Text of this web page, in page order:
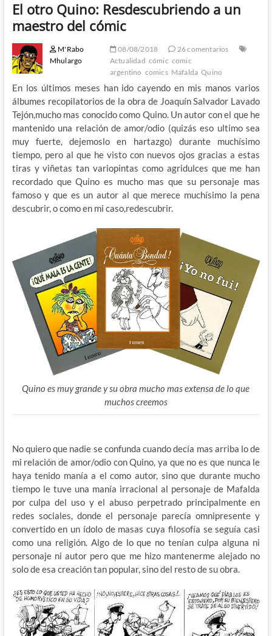
El otro Quino: Resdescubriendo a un
maestro del cómic
M'Rabo
Mhulargo
08/08/2018
26 comentarios
Actualidad cómic comic
argentino comics Mafalda Quino
En los últimos meses han ido cayendo en mis manos varios
álbumes recopilatorios de la obra de Joaquín Salvador Lavado
Tejón,mucho mas conocido como Quino. Un autor con el que he
mantenido una relación de amor/odio (quizás eso ultimo sea
muy fuerte, dejemoslo en hartazgo) durante muchísimo
tiempo, pero al que he visto con nuevos ojos gracias a estas
tiras y viñetas tan variopintas como agridulces que me han
recordado que Quino es mucho mas que su personaje mas
famoso y que es un autor al que merece muchísimo la pena
descubrir, o como en mi caso,redescubrir.
Quino es muy grande y su obra mucho mas extensa de lo que
muchos creemos
No quiero que nadie se confunda cuando decía mas arriba lo de
mi relación de amor/odio con Quino, ya que no es que nunca le
haya tenido manía a el como autor, sino que durante mucho
tiempo le tuve una manía irracional al personaje de Mafalda
por culpa del uso y el abuso perpetrado principalmente en
redes sociales, donde el personaje parecía omnipresente y
convertido en un ídolo de masas cuya filosofía se seguía casi
como una religión. Algo de lo que no tenían culpa alguna ni
personaje ni autor pero que me hizo mantenerme alejado no
solo de esa creación tan popular, sino del resto de su obra.